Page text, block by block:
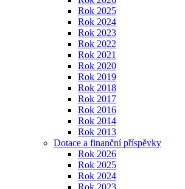
Rok 2025
Rok 2024
Rok 2023
Rok 2022
Rok 2021
Rok 2020
Rok 2019
Rok 2018
Rok 2017
Rok 2016
Rok 2014
Rok 2013
Dotace a finanční příspěvky
Rok 2026
Rok 2025
Rok 2024
Rok 2023